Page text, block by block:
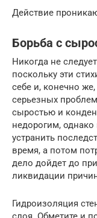
Действие
Борьба с
Никогда не
поскольку эти
себе и, конечно
серьезных
сыростью и
недорогим,
устранить
время, а потом
дело дойдет до
ликвидации
Гидроизоляция